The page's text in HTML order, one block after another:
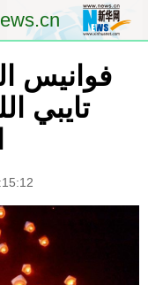
الصفحة الأولى
العالم
الثقافة والتعليم
السياحة والبيئة
فوانيس
تايبي